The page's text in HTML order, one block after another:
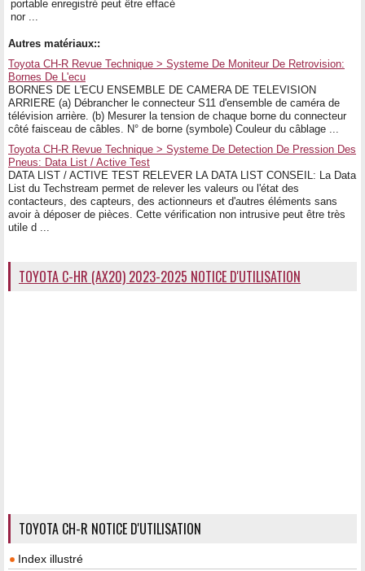
portable enregistré peut être effacé
nor ...
Autres matériaux::
Toyota CH-R Revue Technique > Systeme De Moniteur De Retrovision:
Bornes De L'ecu
BORNES DE L'ECU ENSEMBLE DE CAMERA DE TELEVISION
ARRIERE (a) Débrancher le connecteur S11 d'ensemble de caméra de
télévision arrière. (b) Mesurer la tension de chaque borne du connecteur
côté faisceau de câbles. N° de borne (symbole) Couleur du câblage ...
Toyota CH-R Revue Technique > Systeme De Detection De Pression Des
Pneus: Data List / Active Test
DATA LIST / ACTIVE TEST RELEVER LA DATA LIST CONSEIL: La Data
List du Techstream permet de relever les valeurs ou l'état des
contacteurs, des capteurs, des actionneurs et d'autres éléments sans
avoir à déposer de pièces. Cette vérification non intrusive peut être très
utile d ...
TOYOTA C-HR (AX20) 2023-2025 NOTICE D'UTILISATION
TOYOTA CH-R NOTICE D'UTILISATION
Index illustré